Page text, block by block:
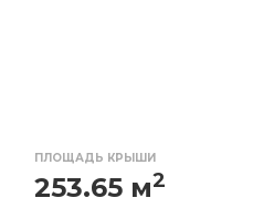
ПЛОЩАДЬ КРЫШИ
253.65 м2